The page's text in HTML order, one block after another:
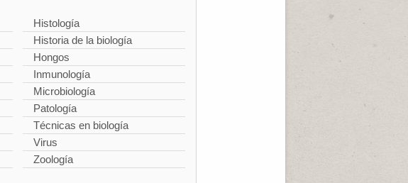
Histología
Historia de la biología
Hongos
Inmunología
Microbiología
Patología
Técnicas en biología
Virus
Zoología